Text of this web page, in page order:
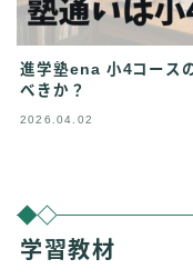
進学塾ena 小4コース
べきか？
2026.04.02
学習教材